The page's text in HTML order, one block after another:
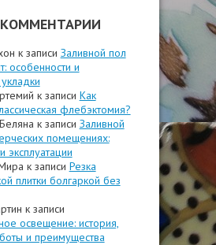
к записи Заливной пол
особенности и
к записи Как
флебэктомия?
к записи Заливной
помещениях:
эксплуатации
к записи Резка
плитки болгаркой без
к записи
освещение: история,
и преимущества